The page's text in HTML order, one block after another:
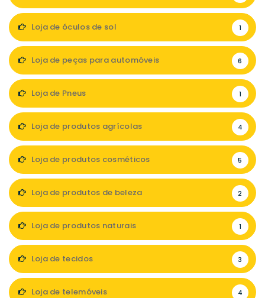
Loja de óculos de sol 1
Loja de peças para automóveis 6
Loja de Pneus 1
Loja de produtos agrícolas 4
Loja de produtos cosméticos 5
Loja de produtos de beleza 2
Loja de produtos naturais 1
Loja de tecidos 3
Loja de telemóveis 4